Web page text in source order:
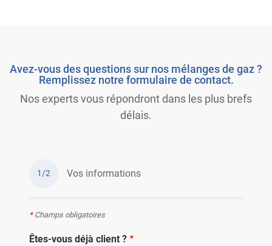
Avez-vous des questions sur nos mélanges de gaz ?
Remplissez notre formulaire de contact.
Nos experts vous répondront dans les plus brefs
délais.
1/2 Vos informations
*Champs obligatoires
Êtes-vous déjà client ?